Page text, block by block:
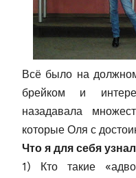
Всё было на
брейком и
назадавала
которые Оля с
Что я для себя
1) Кто такие